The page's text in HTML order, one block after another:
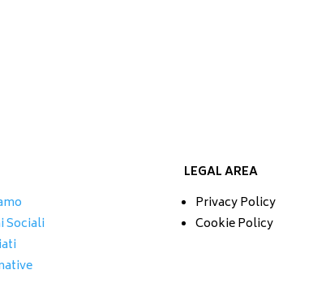
Sociali
LEGAL AREA
Privacy Policy
Cookie Policy